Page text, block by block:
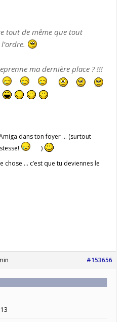
tout de même que tout
ma dernière place ? !!!
dans ton foyer … (surtout
)
chose … c’est que tu deviennes le
#153656